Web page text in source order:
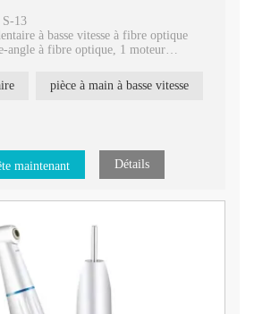
S-13
à basse vitesse à fibre optique
angle à fibre optique, 1 moteur
système de refroidissement parfait.
adaptée à la plupart des
pièce à main à basse vitesse
maintenant Détails